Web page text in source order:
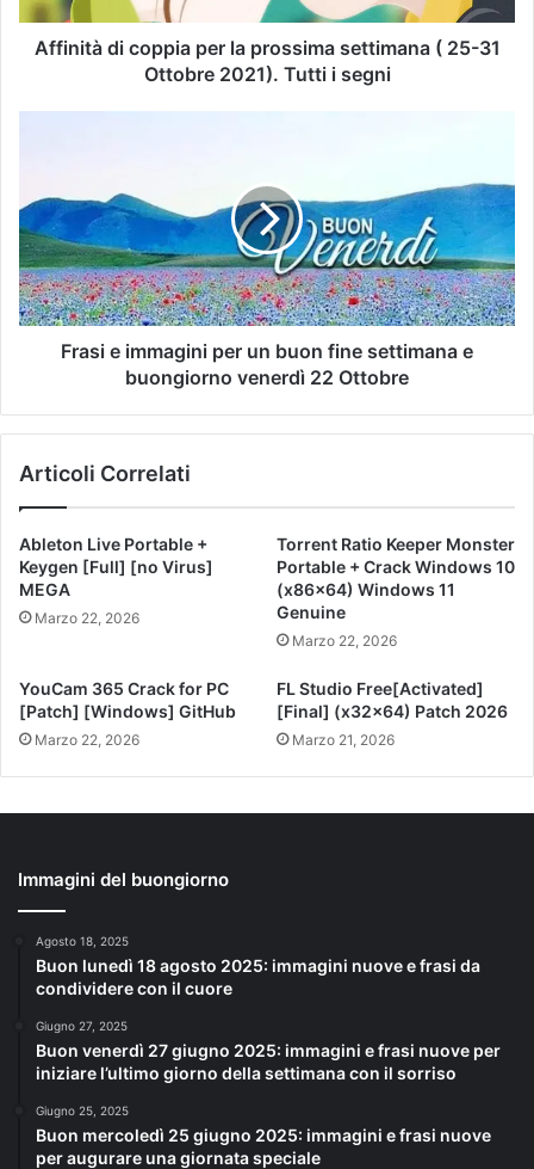
Affinità di coppia per la prossima settimana ( 25-31
Ottobre 2021). Tutti i segni
Frasi e immagini per un buon fine settimana e
buongiorno venerdì 22 Ottobre
Articoli Correlati
Ableton Live Portable +
Keygen [Full] [no Virus]
MEGA
Marzo 22, 2026
Torrent Ratio Keeper Monster
Portable + Crack Windows 10
(x86x64) Windows 11
Genuine
Marzo 22, 2026
YouCam 365 Crack for PC
[Patch] [Windows] GitHub
Marzo 22, 2026
FL Studio Free[Activated]
[Final] (x32x64) Patch 2026
Marzo 21, 2026
Immagini del buongiorno
Agosto 18, 2025
Buon lunedì 18 agosto 2025: immagini nuove e frasi da
condividere con il cuore
Giugno 27, 2025
Buon venerdì 27 giugno 2025: immagini e frasi nuove per
iniziare l’ultimo giorno della settimana con il sorriso
Giugno 25, 2025
Buon mercoledì 25 giugno 2025: immagini e frasi nuove
per augurare una giornata speciale